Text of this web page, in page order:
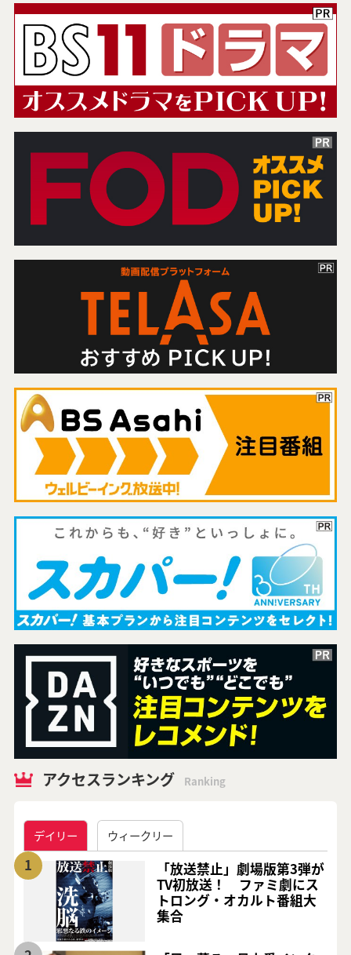
アクセスランキング Ranking
デイリー ウィークリー
1
「放送禁止」劇場版第3弾が
TV初放送！ ファミ劇にス
トロング・オカルト番組大
集合